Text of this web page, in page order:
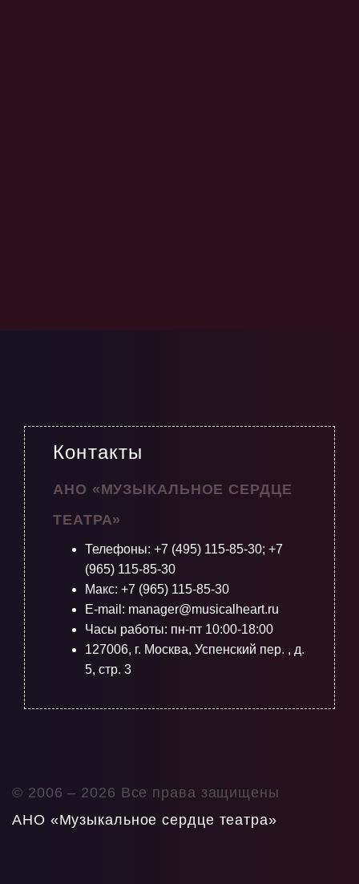
Контакты
АНО «МУЗЫКАЛЬНОЕ СЕРДЦЕ
ТЕАТРА»
Телефоны: +7 (495) 115-85-30; +7
(965) 115-85-30
Макс: +7 (965) 115-85-30
E-mail: manager@musicalheart.ru
Часы работы: пн-пт 10:00-18:00
127006, г. Москва, Успенский пер. , д.
5, стр. 3
© 2006 – 2026 Все права защищены
АНО «Музыкальное сердце театра»